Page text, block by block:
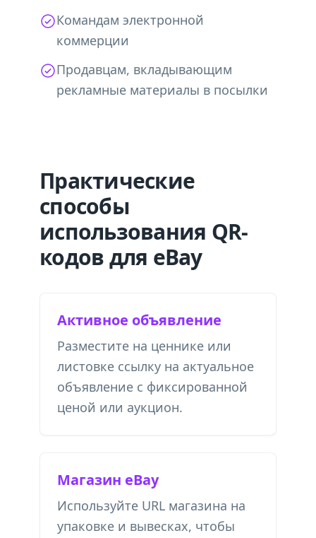
Командам электронной
коммерции
Продавцам, вкладывающим
рекламные материалы в посылки
Практические
способы
использования QR-
кодов для eBay
Активное объявление
Разместите на ценнике или
листовке ссылку на актуальное
объявление с фиксированной
ценой или аукцион.
Магазин eBay
Используйте URL магазина на
упаковке и вывесках, чтобы